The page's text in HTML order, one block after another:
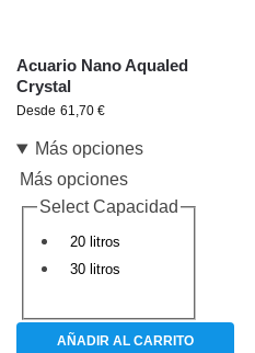
Acuario Nano Aqualed
Crystal
Desde 61,70 €
Más opciones
Más opciones
Select Capacidad
20 litros
30 litros
AÑADIR AL CARRITO